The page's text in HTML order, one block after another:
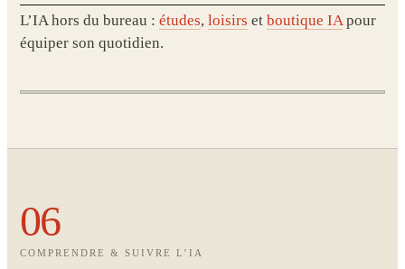
L’IA hors du bureau : études, loisirs et boutique IApour
équiper son quotidien.
06
COMPRENDRE & SUIVRE L’IA